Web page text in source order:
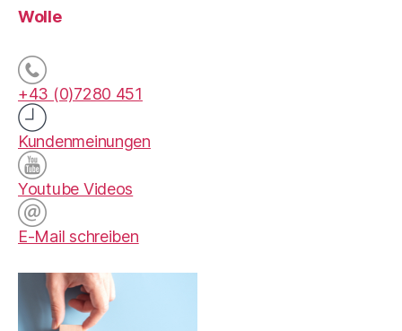
Wolle
+43 (0)7280 451
Kundenmeinungen
Youtube Videos
E-Mail schreiben